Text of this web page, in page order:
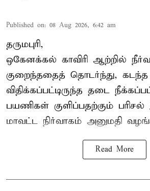
Published on: 08 Aug 2026, 6:42 am
தருமபுரி,
ஒகேனக்கல் காவிரி ஆற்றில்
குறைந்ததைத் தொடர்ந்து,
விதிக்கப்பட்டிருந்த தடை
பயணிகள் குளிப்பதற்கும்
மாவட்ட நிர்வாகம் அனுமதி
Read More